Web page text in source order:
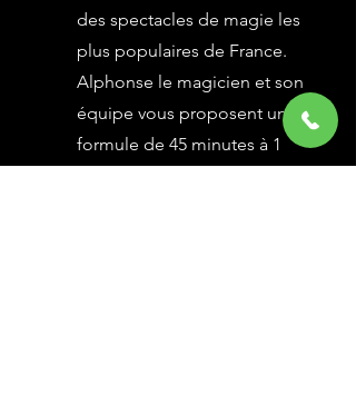
des spectacles de magie les
plus populaires de France.
Alphonse le magicien et son
équipe vous proposent une
formule de 45 minutes à 1